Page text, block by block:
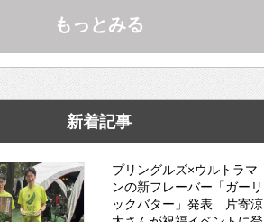
もっとみる
新着記事
プリングルズ×ウルトラマ
ンの新フレーバー「ガーリ
ックバター」発表 片寄涼